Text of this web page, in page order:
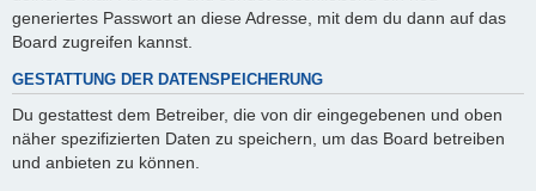
generiertes Passwort an diese Adresse, mit dem du dann auf das
Board zugreifen kannst.
GESTATTUNG DER DATENSPEICHERUNG
Du gestattest dem Betreiber, die von dir eingegebenen und oben
näher spezifizierten Daten zu speichern, um das Board betreiben
und anbieten zu können.